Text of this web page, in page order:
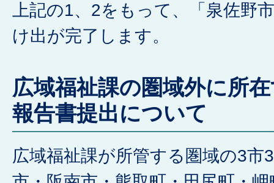
上記の1、2をもって、「泉佐野
け出が完了します。
広域福祉課の圏域外に所
報告書提出について
広域福祉課が所管する圏域の3市